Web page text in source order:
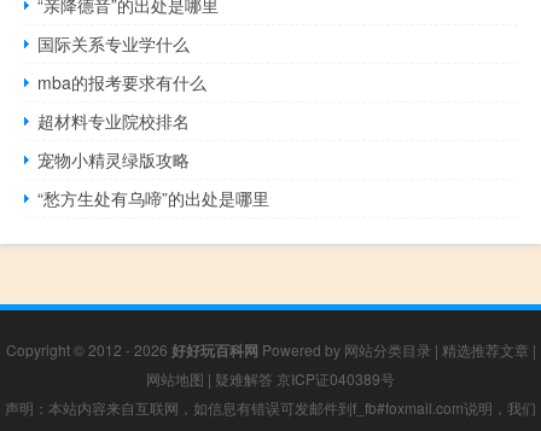
国际关系专业学什么
mba的报考要求有什么
超材料专业院校排名
宠物小精灵绿版攻略
“愁方生处有乌啼”的出处是哪里
Copyright © 2012 - 2026 好好玩百科网 Powered by 网站分类目录 | 精选推荐文章 |
网站地图 | 疑难解答 京ICP证040389号
声明：本站内容来自互联网，如信息有错误可发邮件到f_fb#foxmail.com说明，我们